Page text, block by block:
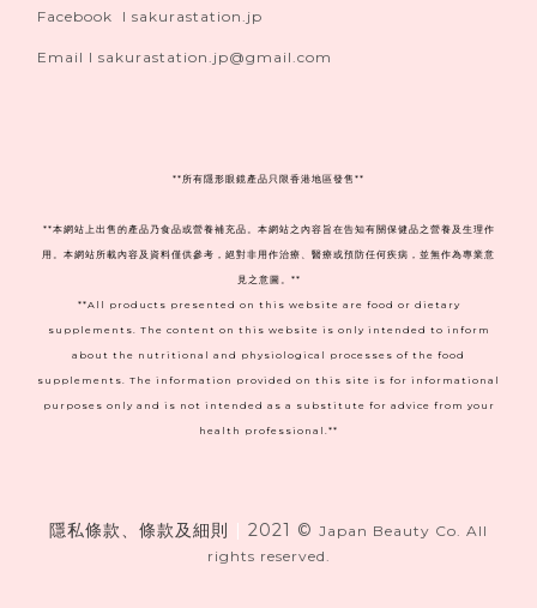
Facebook I sakurastation.jp
Email I sakurastation.jp@gmail.com
** 所有隱形眼鏡產品只限香港地區發售**
**本網站上出售的產品乃食品或營養補充品。本網站之內容旨在告知有關保健品之營養及生理作
用。本網站所載內容及資料僅供參考，絕對非用作治療、醫療或預防任何疾病，並無作為專業意
見之意圖。**
**All products presented on this website are food or dietary
supplements. The content on this website is only intended to inform
about the nutritional and physiological processes of the food
supplements. The information provided on this site is for informational
purposes only and is not intended as a substitute for advice from your
health professional.**
隱私條款、條款及細則 2021 © Japan Beauty Co. All
rights reserved.